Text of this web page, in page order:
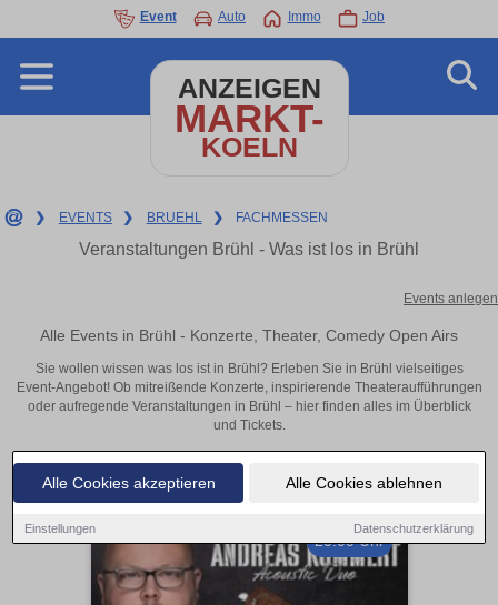
Alle Cookies akzeptieren Alle Cookies ablehnen
Einstellungen Datenschutzerklärung
Event Auto Immo Job
ANZEIGEN
MARKT-
KOELN
❯ EVENTS ❯ BRUEHL ❯ FACHMESSEN
Veranstaltungen Brühl - Was ist los in Brühl
Events anlegen
Alle Events in Brühl - Konzerte, Theater, Comedy Open Airs
Sie wollen wissen was los ist in Brühl? Erleben Sie in Brühl vielseitiges
Event-Angebot! Ob mitreißende Konzerte, inspirierende Theateraufführungen
oder aufregende Veranstaltungen in Brühl – hier finden alles im Überblick
und Tickets.
20:00 Uhr